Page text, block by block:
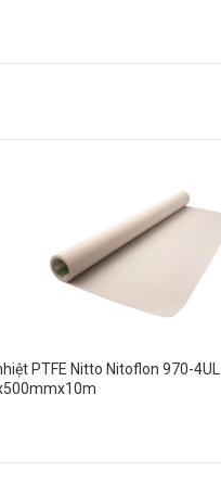
PTFE Nitto Nitoflon 970-4UL